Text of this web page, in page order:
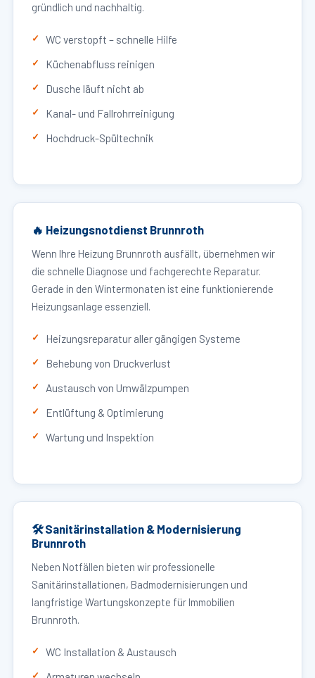
gründlich und nachhaltig.
WC verstopft – schnelle Hilfe
Küchenabfluss reinigen
Dusche läuft nicht ab
Kanal- und Fallrohrreinigung
Hochdruck-Spültechnik
🔥 Heizungsnotdienst Brunnroth
Wenn Ihre Heizung Brunnroth ausfällt, übernehmen wir
die schnelle Diagnose und fachgerechte Reparatur.
Gerade in den Wintermonaten ist eine funktionierende
Heizungsanlage essenziell.
Heizungsreparatur aller gängigen Systeme
Behebung von Druckverlust
Austausch von Umwälzpumpen
Entlüftung & Optimierung
Wartung und Inspektion
🛠 Sanitärinstallation & Modernisierung
Brunnroth
Neben Notfällen bieten wir professionelle
Sanitärinstallationen, Badmodernisierungen und
langfristige Wartungskonzepte für Immobilien
Brunnroth.
WC Installation & Austausch